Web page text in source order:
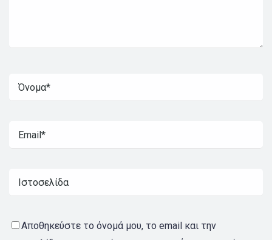
Αποθηκεύστε το όνομά μου, το email και την